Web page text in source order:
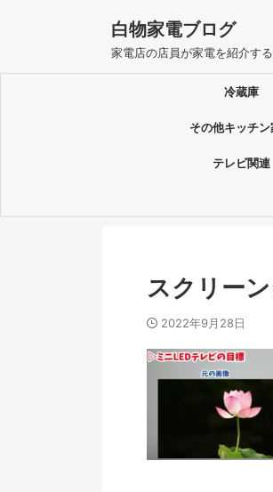
白物家電ブログ
家電店の店員が家電を紹介す
冷蔵庫
その他キッチ
テレビ関連
スクリー
2022年9月28日